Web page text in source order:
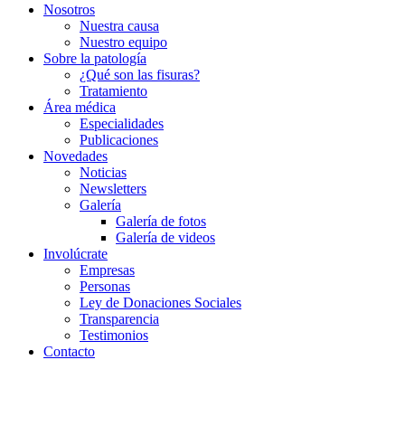
Nosotros
Nuestra causa
Nuestro equipo
Sobre la patología
¿Qué son las fisuras?
Tratamiento
Área médica
Especialidades
Publicaciones
Novedades
Noticias
Newsletters
Galería
Galería de fotos
Galería de videos
Involúcrate
Empresas
Personas
Ley de Donaciones Sociales
Transparencia
Testimonios
Contacto